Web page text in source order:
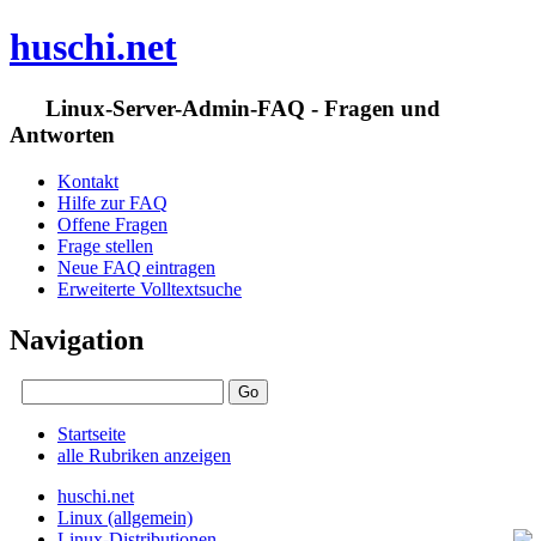
huschi.net
Linux-Server-Admin-FAQ - Fragen und
Antworten
Kontakt
Hilfe zur FAQ
Offene Fragen
Frage stellen
Neue FAQ eintragen
Erweiterte Volltextsuche
Navigation
Startseite
alle Rubriken anzeigen
huschi.net
Linux (allgemein)